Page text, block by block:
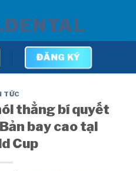
ĐĂNG KÝ
TỨC
thẳng bí quyết
bay cao tại
Cup